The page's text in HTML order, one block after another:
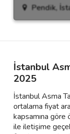
Pendik,
İstanbul
2025
İstanbul Asma
ortalama fiyat
kapsamına
ile iletişime